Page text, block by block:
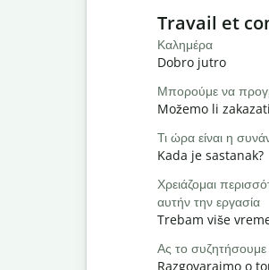
Slide 1 of 6
Travail et
Καλημέρα
Dobro jutro
Μπορούμε να
Možemo li
Τι ώρα είναι η
Kada je sastanak?
Χρειάζομαι
αυτήν την εργασία
Trebam više
Ας το
Razgovarajmo o